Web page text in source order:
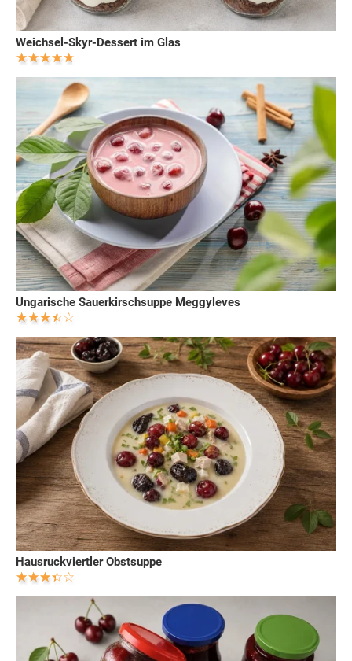
Weichsel-Skyr-Dessert im Glas
Ungarische Sauerkirschsuppe Meggyleves
Hausruckviertler Obstsuppe